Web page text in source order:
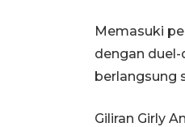
Memasuki
dengan
berlangsung
Giliran Girly